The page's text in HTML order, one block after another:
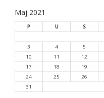
Maj 2021
P U S
3
4 5
10
11 12
17
18 19
24
25 26
31